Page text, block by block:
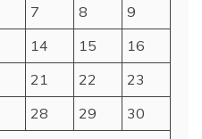
7 8
9
14 15
16
21 22
23
28 29
30